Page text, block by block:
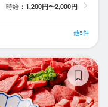
時給： 1,200円〜2,000円
他5件